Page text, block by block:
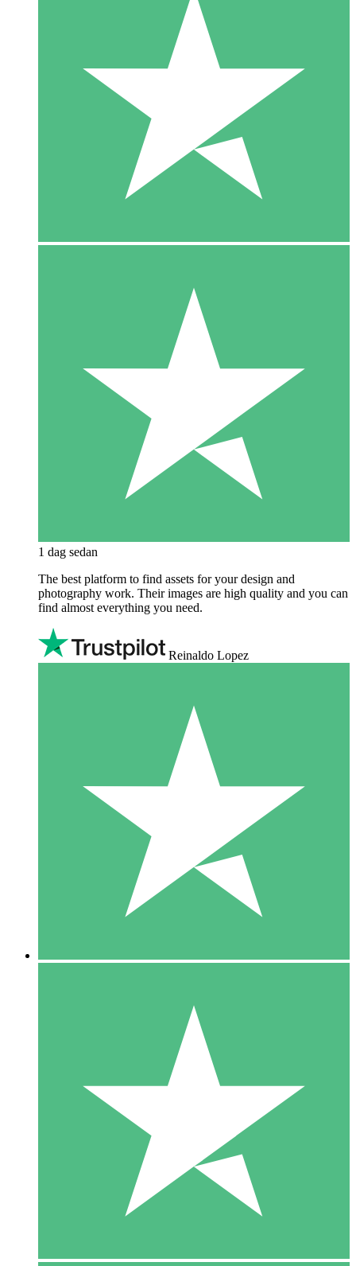
1 dag sedan
The best platform to find assets for your design and
photography work. Their images are high quality and you can
find almost everything you need.
Reinaldo Lopez